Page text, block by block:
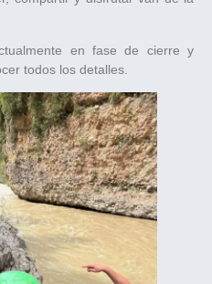
en fase de cierre y
todos los detalles.